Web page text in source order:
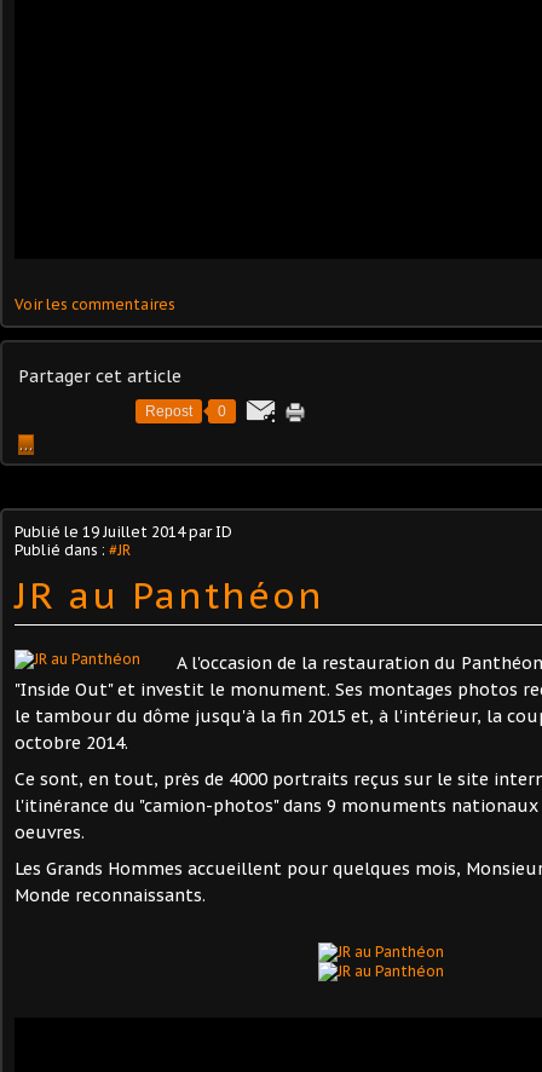
Voir les commentaires
Partager cet article
Repost 0
…
Publié le 19 Juillet 2014par ID
Publié dans : #JR
JR au Panthéon
A l'occasion de la restauration du
"Inside Out" et investit le monument. Ses montages photos
le tambour du dôme jusqu'à la fin 2015 et, à l'intérieur, la
octobre 2014.
Ce sont, en tout, près de 4000 portraits reçus sur le site
l'itinérance du "camion-photos" dans 9 monuments
oeuvres.
Les Grands Hommes accueillent pour quelques mois,
Monde reconnaissants.